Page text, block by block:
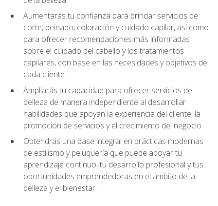
Aumentarás tu confianza para brindar servicios de
corte, peinado, coloración y cuidado capilar, así como
para ofrecer recomendaciones más informadas
sobre el cuidado del cabello y los tratamientos
capilares, con base en las necesidades y objetivos de
cada cliente.
Ampliarás tu capacidad para ofrecer servicios de
belleza de manera independiente al desarrollar
habilidades que apoyan la experiencia del cliente, la
promoción de servicios y el crecimiento del negocio.
Obtendrás una base integral en prácticas modernas
de estilismo y peluquería que puede apoyar tu
aprendizaje continuo, tu desarrollo profesional y tus
oportunidades emprendedoras en el ámbito de la
belleza y el bienestar.